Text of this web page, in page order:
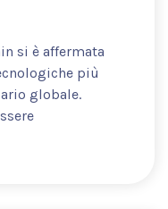
si è affermata
più
globale.